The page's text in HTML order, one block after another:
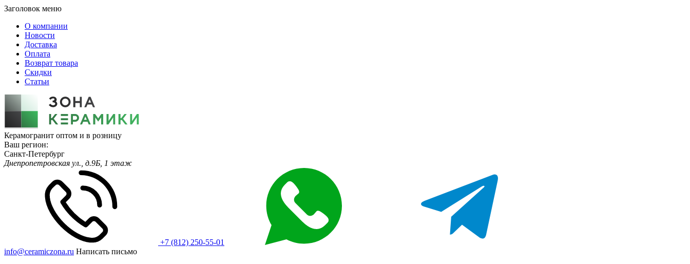
Заголовок меню
О компании
Новости
Доставка
Оплата
Возврат товара
Скидки
Статьи
Керамогранит оптом и в розницу
Ваш регион:
Санкт-Петербург
Днепропетровская ул., д.9Б, 1 этаж
+7 (812) 250-55-01
info@ceramiczona.ru Написать письмо